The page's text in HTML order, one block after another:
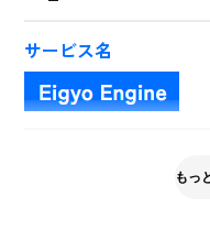
サービス名
埼玉県久喜市河原井
もっ